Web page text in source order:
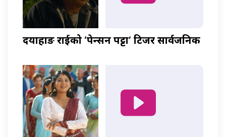
दयाहाङ राईको ‘पेन्सन पट्टा’ टिजर सार्वजनिक